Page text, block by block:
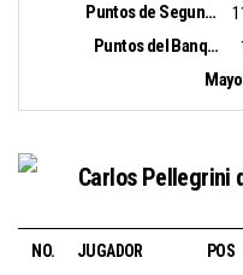
Puntos de Segunda Oportunidad:
Puntos del Banquillo:
Carlos Pellegrini
NO. JUGADOR POS